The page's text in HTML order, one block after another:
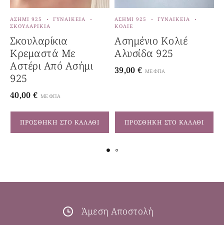
ΠΡΟΣΘΉΚΗ ΣΤΟ ΚΑΛΆΘΙ
ΑΣΉΜΙ 925
ΓΥΝΑΙΚΕΊΑ
ΣΚΟΥΛΑΡΊΚΙΑ
Σκουλαρίκια
Κρεμαστά Με
Αστέρι Από Ασήμι
925
40,00 € ΜΕ ΦΠΑ
ΠΡΟΣΘΉΚΗ ΣΤΟ ΚΑΛΆΘΙ
ΑΣΉΜΙ 925
ΓΥΝΑΙΚΕΊΑ
ΚΟΛΙΈ
Ασημένιο Κολιέ
Αλυσίδα 925
39,00 € ΜΕ ΦΠΑ
Άμεση Αποστολή